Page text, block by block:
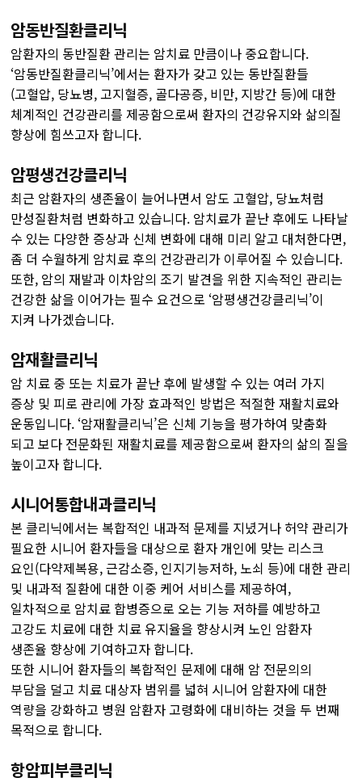
암동반질환클리닉
암환자의 동반질환 관리는 암치료 만큼이나 중요합니다.
‘암동반질환클리닉’에서는 환자가 갖고 있는 동반질환들
(고혈압, 당뇨병, 고지혈증, 골다공증, 비만, 지방간 등)에 대한
체계적인 건강관리를 제공함으로써 환자의 건강유지와 삶의질
향상에 힘쓰고자 합니다.
암평생건강클리닉
최근 암환자의 생존율이 늘어나면서 암도 고혈압, 당뇨처럼
만성질환처럼 변화하고 있습니다. 암치료가 끝난 후에도 나타날
수 있는 다양한 증상과 신체 변화에 대해 미리 알고 대처한다면,
좀 더 수월하게 암치료 후의 건강관리가 이루어질 수 있습니다.
또한, 암의 재발과 이차암의 조기 발견을 위한 지속적인 관리는
건강한 삶을 이어가는 필수 요건으로 ‘암평생건강클리닉’이
지켜 나가겠습니다.
암재활클리닉
암 치료 중 또는 치료가 끝난 후에 발생할 수 있는 여러 가지
증상 및 피로 관리에 가장 효과적인 방법은 적절한 재활치료와
운동입니다. ‘암재활클리닉’은 신체 기능을 평가하여 맞춤화
되고 보다 전문화된 재활치료를 제공함으로써 환자의 삶의 질을
높이고자 합니다.
시니어통합내과클리닉
본 클리닉에서는 복합적인 내과적 문제를 지녔거나 허약 관리가
필요한 시니어 환자들을 대상으로 환자 개인에 맞는 리스크
요인(다약제복용, 근감소증, 인지기능저하, 노쇠 등)에 대한 관리
및 내과적 질환에 대한 이중 케어 서비스를 제공하여,
일차적으로 암치료 합병증으로 오는 기능 저하를 예방하고
고강도 치료에 대한 치료 유지율을 향상시켜 노인 암환자
생존율 향상에 기여하고자 합니다.
또한 시니어 환자들의 복합적인 문제에 대해 암 전문의의
부담을 덜고 치료 대상자 범위를 넓혀 시니어 암환자에 대한
역량을 강화하고 병원 암환자 고령화에 대비하는 것을 두 번째
목적으로 합니다.
항암피부클리닉